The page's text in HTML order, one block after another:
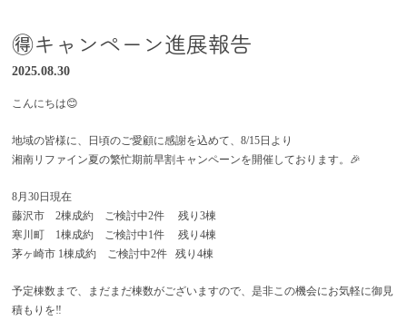
🉐キャンペーン進展報告
2025.08.30
こんにちは😊
地域の皆様に、日頃のご愛顧に感謝を込めて、8/15日より
湘南リファイン夏の繁忙期前早割キャンペーンを開催しております。🎉
8月30日現在
藤沢市 2棟成約 ご検討中2件 残り3棟
寒川町 1棟成約 ご検討中1件 残り4棟
茅ヶ崎市 1棟成約 ご検討中2件 残り4棟
予定棟数まで、まだまだ棟数がございますので、是非この機会にお気軽に御見
積もりを‼️